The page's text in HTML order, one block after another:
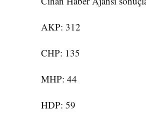
AKP: 312
CHP: 135
MHP: 44
HDP: 59